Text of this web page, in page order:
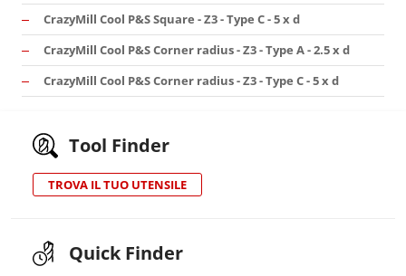
CrazyMill Cool P&S Square - Z3 - Type C - 5 x d
CrazyMill Cool P&S Corner radius - Z3 - Type A - 2.5 x d
CrazyMill Cool P&S Corner radius - Z3 - Type C - 5 x d
Tool Finder
TROVA IL TUO UTENSILE
Quick Finder